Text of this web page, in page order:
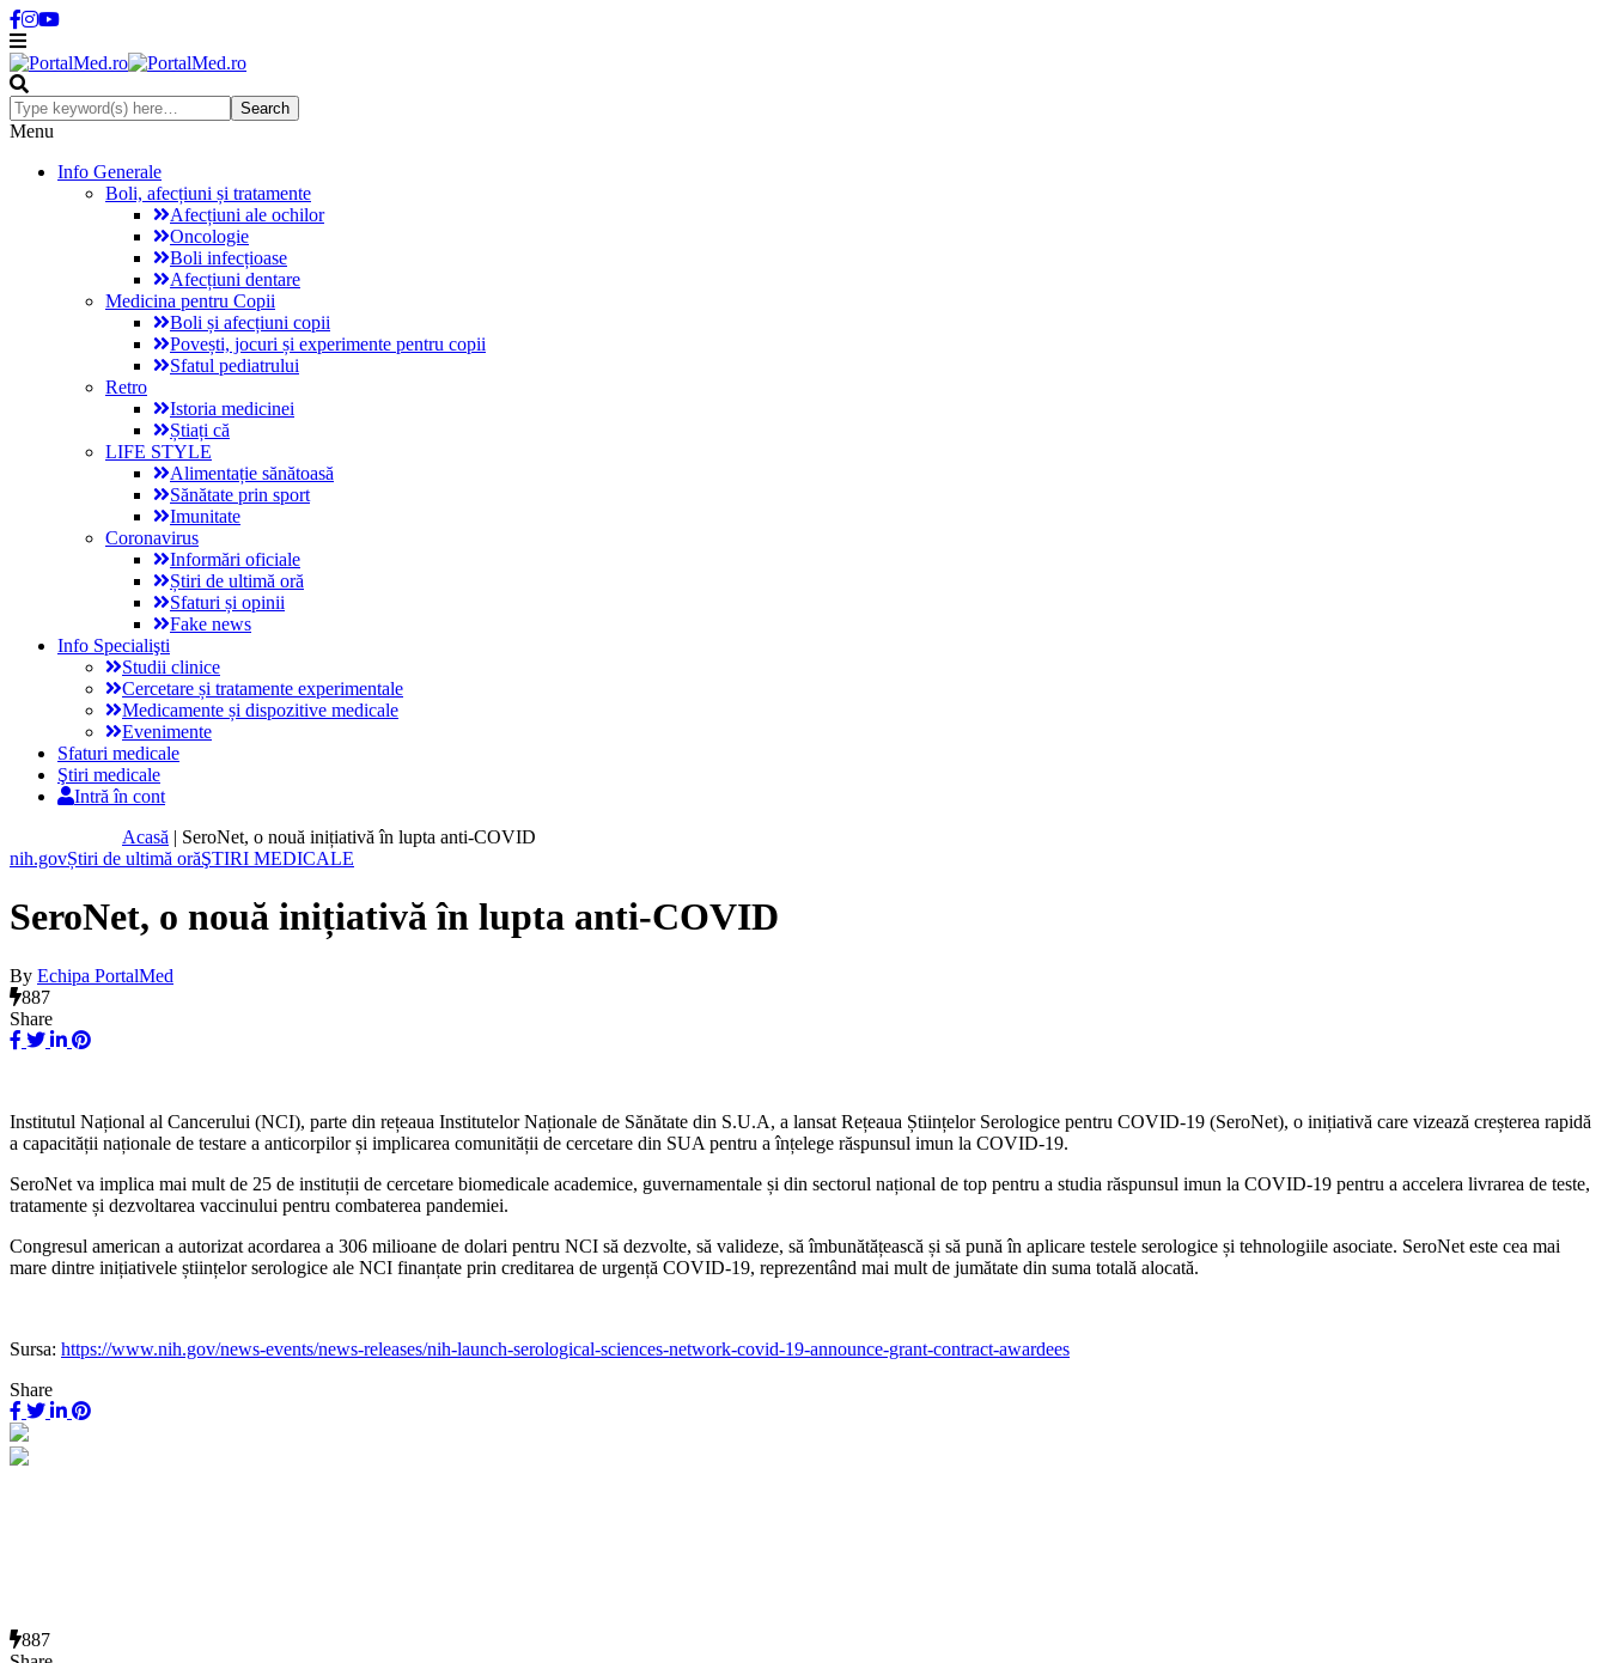
Menu
Info Generale
Boli, afecțiuni și tratamente
Afecțiuni ale ochilor
Oncologie
Boli infecțioase
Afecțiuni dentare
Medicina pentru Copii
Boli și afecțiuni copii
Povești, jocuri și experimente pentru copii
Sfatul pediatrului
Retro
Istoria medicinei
Știați că
LIFE STYLE
Alimentație sănătoasă
Sănătate prin sport
Imunitate
Coronavirus
Informări oficiale
Știri de ultimă oră
Sfaturi și opinii
Fake news
Info Specialişti
Studii clinice
Cercetare și tratamente experimentale
Medicamente și dispozitive medicale
Evenimente
Sfaturi medicale
Ştiri medicale
Intră în cont
Acasă | SeroNet, o nouă inițiativă în lupta anti-COVID
nih.govȘtiri de ultimă orăŞTIRI MEDICALE
SeroNet, o nouă inițiativă în lupta anti-COVID
By Echipa PortalMed
887
Share
Institutul Național al Cancerului (NCI), parte din rețeaua Institutelor Naționale de Sănătate din S.U.A, a lansat Rețeaua Științelor Serologice pentru COVID-19 (SeroNet), o inițiativă care vizează creșterea rapidă
a capacității naționale de testare a anticorpilor și implicarea comunității de cercetare din SUA pentru a înțelege răspunsul imun la COVID-19.
SeroNet va implica mai mult de 25 de instituții de cercetare biomedicale academice, guvernamentale și din sectorul național de top pentru a studia răspunsul imun la COVID-19 pentru a accelera livrarea de teste,
tratamente și dezvoltarea vaccinului pentru combaterea pandemiei.
Congresul american a autorizat acordarea a 306 milioane de dolari pentru NCI să dezvolte, să valideze, să îmbunătățească și să pună în aplicare testele serologice și tehnologiile asociate. SeroNet este cea mai
mare dintre inițiativele științelor serologice ale NCI finanțate prin creditarea de urgență COVID-19, reprezentând mai mult de jumătate din suma totală alocată.
Sursa: https://www.nih.gov/news-events/news-releases/nih-launch-serological-sciences-network-covid-19-announce-grant-contract-awardees
Share
887